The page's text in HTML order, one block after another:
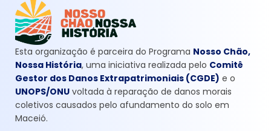
Esta organização é parceira do Programa Nosso Chão,
Nossa História, uma iniciativa realizada pelo Comitê
Gestor dos Danos Extrapatrimoniais (CGDE) e o
UNOPS/ONU voltada à reparação de danos morais
coletivos causados pelo afundamento do solo em
Maceió.